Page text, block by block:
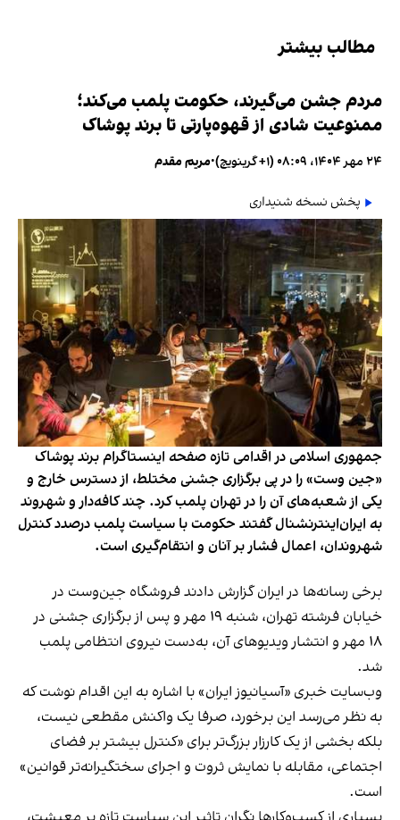
مطالب بیشتر
مردم جشن می‌گیرند، حکومت پلمب می‌کند؛
ممنوعیت شادی از قهوه‌پارتی تا برند پوشاک
۲۴ مهر ۱۴۰۴، ۰۸:۰۹ (‎+۱ گرینویچ) •مریم مقدم
پخش نسخه شنیداری
جمهوری اسلامی در اقدامی تازه صفحه اینستاگرام برند پوشاک
«جین وست» را در پی برگزاری جشنی مختلط، از دسترس خارج و
یکی از شعبه‌های آن را در تهران پلمب کرد. چند کافه‌‌دار و شهروند
به ایران‌اینترنشنال گفتند حکومت با سیاست پلمب درصدد کنترل
شهروندان، اعمال فشار بر آنان و انتقام‌گیری است.
برخی رسانه‌ها در ایران گزارش دادند فروشگاه جین‌وست در
خیابان فرشته تهران، شنبه ۱۹ مهر و پس از برگزاری جشنی در
۱۸ مهر و انتشار ویدیوهای آن، به‌دست نیروی انتظامی پلمب
شد.
وب‌سایت خبری «آسیانیوز ایران» با اشاره به این اقدام نوشت که
به نظر می‌رسد این برخورد، صرفا یک واکنش مقطعی نیست،
بلکه بخشی از یک کارزار بزرگ‌تر برای «کنترل بیشتر بر فضای
اجتماعی، مقابله با نمایش ثروت و اجرای سختگیرانه‌تر قوانین»
است.